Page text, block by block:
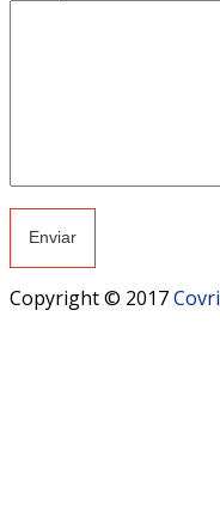
Copyright © 2017Covri